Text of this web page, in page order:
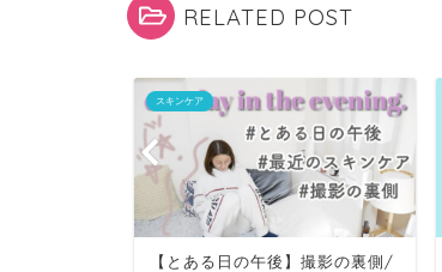
RELATED POST
スキンケア
【とある日の午後】撮影の裏側/